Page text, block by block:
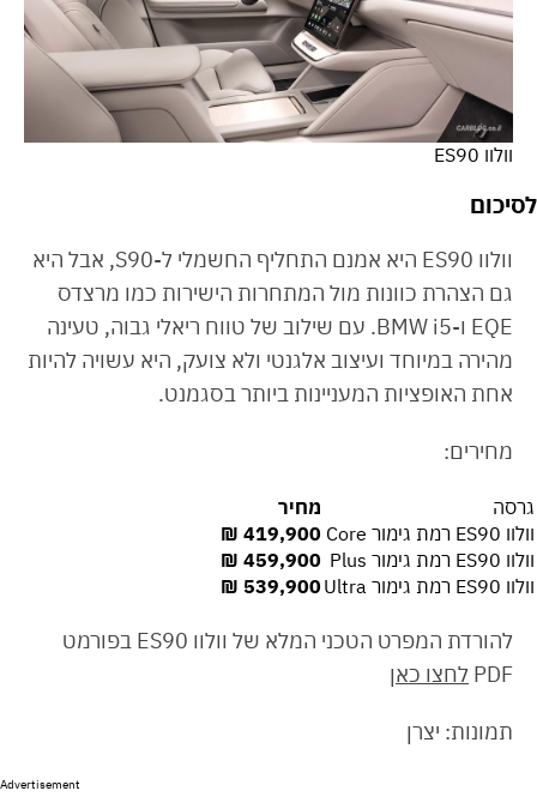
וולוו ES90
לסיכום
וולוו ES90 היא אמנם התחליף החשמלי ל-S90, אבל היא
גם הצהרת כוונות מול המתחרות הישירות כמו מרצדס
EQE ו-BMW i5. עם שילוב של טווח ריאלי גבוה, טעינה
מהירה במיוחד ועיצוב אלגנטי ולא צועק, היא עשויה להיות
אחת האופציות המעניינות ביותר בסגמנט.
מחירים:
גרסה
מחיר
וולוו ES90 רמת גימור Core
419,900
₪
וולוו ES90 רמת גימור Plus
459,900
₪
וולוו ES90 רמת גימור Ultra
539,900
₪
להורדת המפרט הטכני המלא של וולוו ES90 בפורמט
PDF לחצו כאן
תמונות: יצרן
Advertisement